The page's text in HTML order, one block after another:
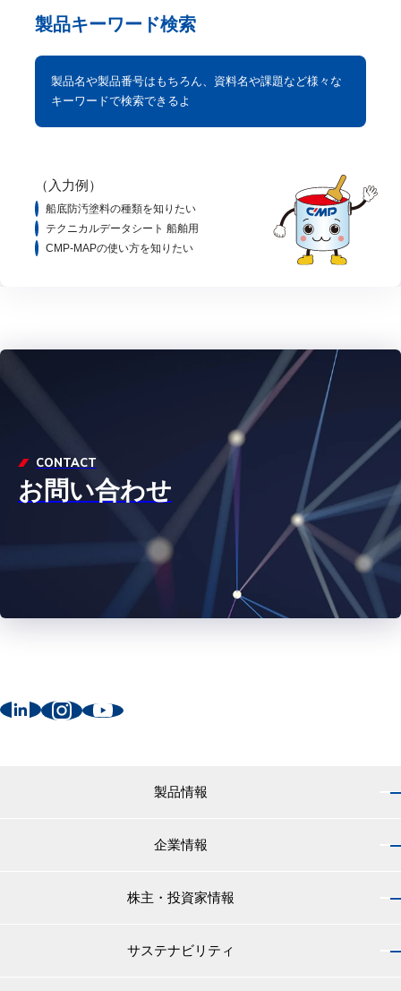
製品キーワード検索
製品名や製品番号はもちろん、資料名や課題など様々な
キーワードで検索できるよ
（入力例）
船底防汚塗料の種類を知りたい
テクニカルデータシート 船舶用
CMP-MAPの使い方を知りたい
CONTACT
お問い合わせ
製品情報
小型船舶・漁船用塗料・漁網用防汚剤
企業情報
株主・投資家情報
株主・投資家情報 トップサステナビリティ